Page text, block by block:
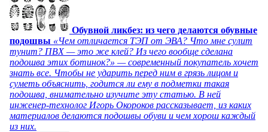
Обувной ликбез: из чего делаются обувные
подошвы «Чем отличается ТЭП от ЭВА? Что мне сулит
тунит? ПВХ — это же клей? Из чего вообще сделана
подошва этих ботинок?» — современный покупатель хочет
знать все. Чтобы не ударить перед ним в грязь лицом и
суметь объяснить, годится ли ему в подметки такая
подошва, внимательно изучите эту статью. В ней
инженер-технолог Игорь Окороков рассказывает, из каких
материалов делаются подошвы обуви и чем хорош каждый
из них.